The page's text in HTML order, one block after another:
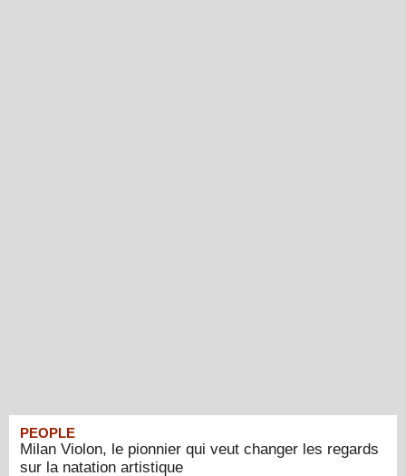
PEOPLE
Milan Violon, le pionnier qui veut changer les regards
sur la natation artistique